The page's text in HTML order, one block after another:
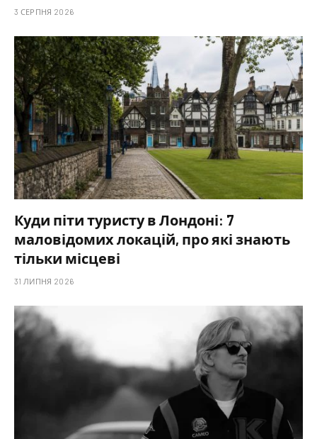
3 СЕРПНЯ 2026
Куди піти туристу в Лондоні: 7
маловідомих локацій, про які знають
тільки місцеві
31 ЛИПНЯ 2026